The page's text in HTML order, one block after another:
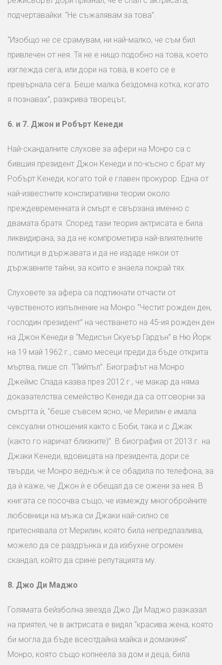
подчертавайки: “Не съжалявам за това”.
“Изобщо не се срамувам, ни най-малко, че съм бил
привлечен от нея. Тя не е нищо подобно на това, което
изглежда сега, или дори на това, в което се е
превърнала сега. Беше малка бездомна котка, когато
я познавах”, разкрива творецът,
6. и 7. Джон и Робърт Кенеди
Най-скандалните слухове за афери на Монро са с
бившия президент Джон Кенеди и по-късно с брат му
Робърт Кенеди, когато той е главен прокурор. Една от
най-известните конспиративни теории около
преждевременната ѝ смърт е свързана именно с
двамата братя. Според тази теория актрисата е била
ликвидирана, за да не компрометира най-влиятелните
политици в държавата и да не издаде някои от
държавните тайни, за които е знаела покрай тях.
Слуховете за афера са подтикнати отчасти от
чувственото изпълнение на Монро “Честит рожден ден,
господин президент” на честването на 45-ия рожден ден
на Джон Кенеди в “Медисън Скуеър Гардън” в Ню Йорк
на 19 май 1962 г., само месеци преди да бъде открита
мъртва, пише сп. “Пийпъл”. Биографът на Монро
Джеймс Спада казва през 2012 г., че макар да няма
доказателства семейство Кенеди да са отговорни за
смъртта ѝ, “беше съвсем ясно, че Мерилин е имала
сексуални отношения както с Боби, така и с Джак
(както го наричат близките)”. В биография от 2013 г. на
Джаки Кенеди, вдовицата на президента, дори се
твърди, че Монро веднъж ѝ се обадила по телефона, за
да ѝ каже, че Джон ѝ е обещал да се ожени за нея. В
книгата се посочва също, че измежду многобройните
любовници на мъжа си Джаки най-силно се
притеснявала от Мерилин, която била непредпазлива,
можело да се раздрънка и да избухне огромен
скандал, който да срине репутацията му.
8. Джо Ди Маджо
Голямата бейзболна звезда Джо Ди Маджо разказал
на приятел, че в актрисата е видял “красива жена, която
би могла да бъде всеотдайна майка и домакиня”.
Монро, която също копнеела за дом и деца, била